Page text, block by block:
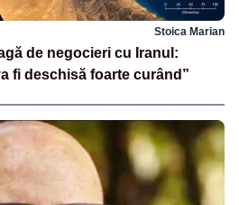
Stoica Marian
de negocieri cu Iranul:
fi deschisă foarte curând”